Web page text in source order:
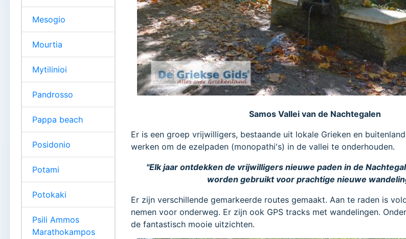
Samos Vallei van de Nachtegalen
Er is een groep vrijwilligers, bestaande uit lokale Grieken en
werken om de ezelpaden (monopathi's) in de vallei te onderhouden.
"Elk jaar ontdekken de vrijwilligers nieuwe paden in de
worden gebruikt voor prachtige nieuwe
Er zijn verschillende gemarkeerde routes gemaakt. Aan te raden is
nemen voor onderweg. Er zijn ook GPS tracks met wandelingen.
de fantastisch mooie uitzichten.
Mesogio
Mourtia
Mytilinioi
Pandrosso
Pappa beach
Posidonio
Potami
Potokaki
Psili Ammos
Marathokampos